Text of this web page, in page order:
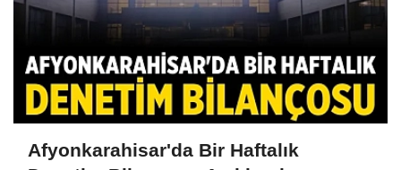
Afyonkarahisar'da Bir Haftalık